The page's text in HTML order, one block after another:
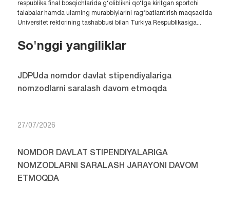
respublika final bosqichlarida g‘oliblikni qo‘lga kiritgan sportchi
talabalar hamda ularning murabbiylarini rag‘batlantirish maqsadida
Universitet rektorining tashabbusi bilan Turkiya Respublikasiga...
So'nggi yangiliklar
JDPUda nomdor davlat stipendiyalariga
nomzodlarni saralash davom etmoqda
27/07/2026
NOMDOR DAVLAT STIPENDIYALARIGA
NOMZODLARNI SARALASH JARAYONI DAVOM
ETMOQDA